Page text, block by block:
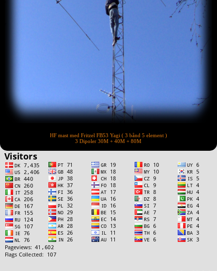
HF mast med Fritzel FB53 Yagi ( 3 bånd 5 element )
3 Dipoler 30M + 40M + 80M